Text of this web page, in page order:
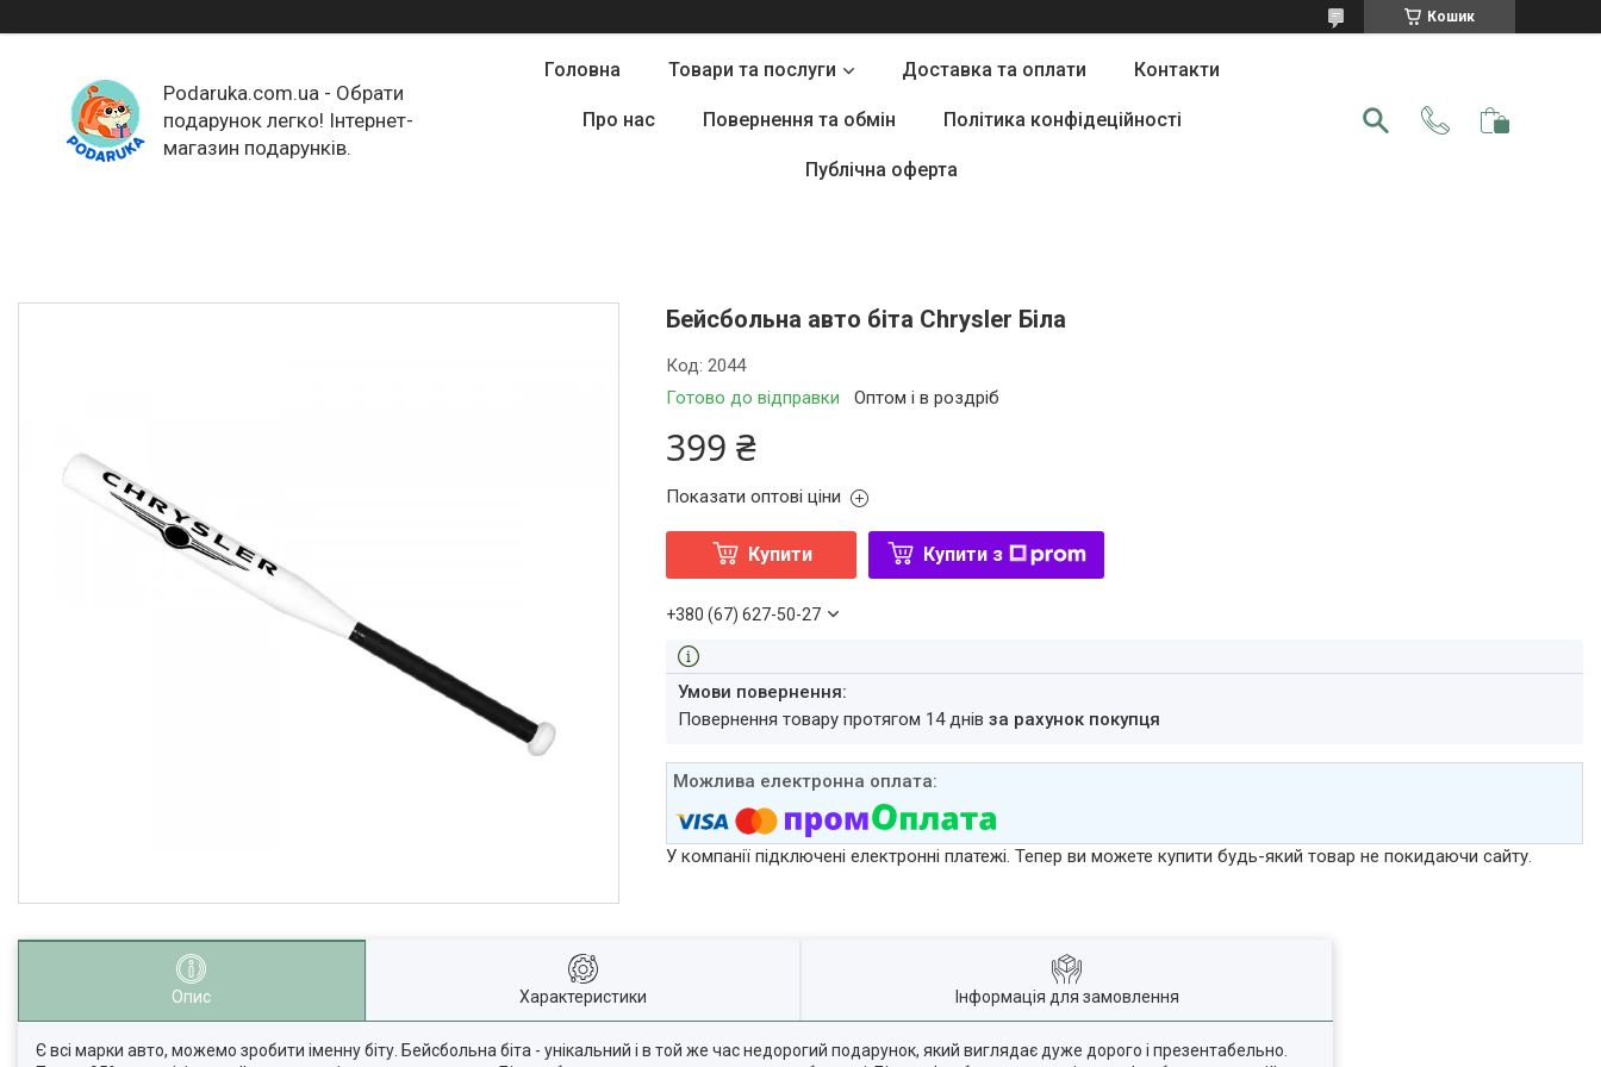
Кошик
Podaruka.com.ua - Обрати
подарунок легко! Інтернет-
магазин подарунків.
Головна Товари та послуги Доставка та оплати Контакти
Про нас Повернення та обмін Політика конфідеційності
Публічна оферта
Бейсбольна авто біта Chrysler Біла
Готово до відправки Оптом і в роздріб
Код:2044
399 ₴
Показати оптові ціни
Купити Купити з
+380 (67) 627-50-27
повернення товару протягом 14 днівза рахунок покупця
У компанії підключені електронні платежі. Тепер ви можете купити будь-який товар не покидаючи сайту.
Опис Характеристики Інформація для замовлення
Є всі марки авто, можемо зробити іменну біту. Бейсбольна біта - унікальний і в той же час недорогий подарунок, який виглядає дуже дорого і презентабельно.